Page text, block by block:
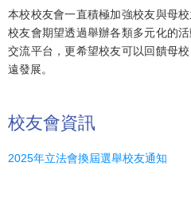
本校校友會一直積極加強校友與母
校友會期望透過舉辦各類多元化的
交流平台，更希望校友可以回饋母
遠發展。
校友會資訊
2025年立法會換屆選舉校友通知